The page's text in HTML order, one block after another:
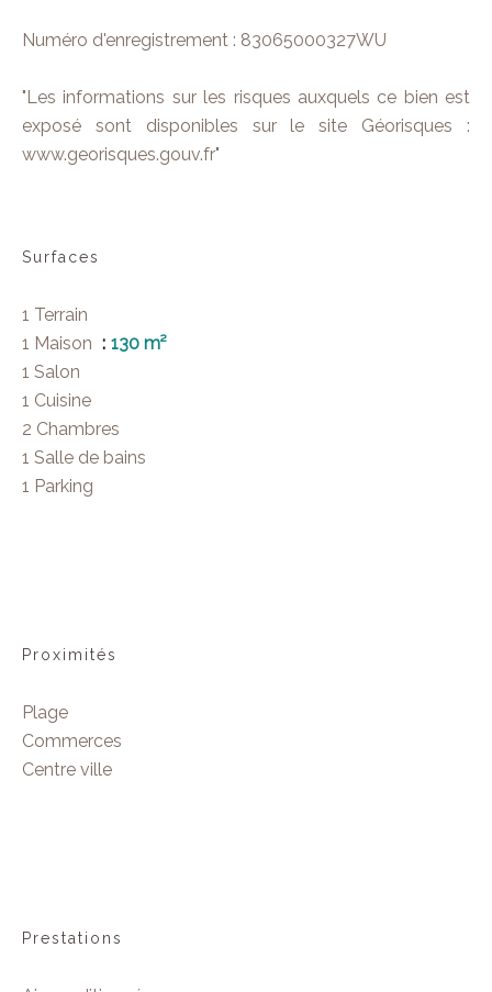
Numéro d'enregistrement : 83065000327WU
"Les informations sur les risques auxquels ce bien est
exposé sont disponibles sur le site Géorisques :
www.georisques.gouv.fr"
Surfaces
1 Terrain
1 Maison
130 m²
1 Salon
1 Cuisine
2 Chambres
1 Salle de bains
1 Parking
Proximités
Plage
Commerces
Centre ville
Prestations